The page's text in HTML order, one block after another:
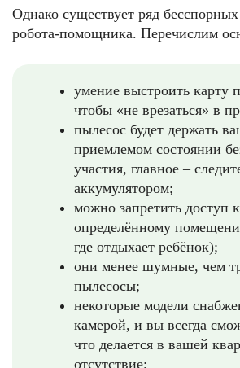
Однако существует ряд
робота-помощника. Перечислим
умение выстроить карту
чтобы «не врезаться» в
пылесос будет держать
приемлемом состоянии
участия, главное –
аккумулятором;
можно запретить доступ к
определённому
где отдыхает ребёнок);
они менее шумные, чем
пылесосы;
некоторые модели
камерой, и вы всегда
что делается в вашей
отсутствие;